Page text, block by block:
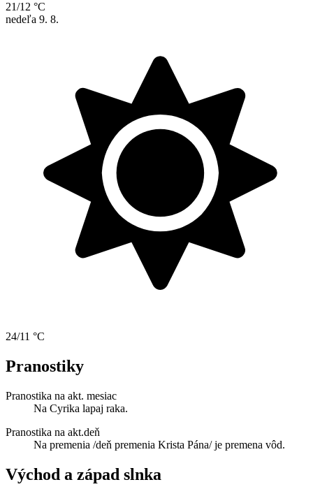
21/12 °C
nedeľa 9. 8.
24/11 °C
Pranostiky
Pranostika na akt. mesiac
Na Cyrika lapaj raka.
Pranostika na akt.deň
Na premenia /deň premenia Krista Pána/ je premena vôd.
Východ a západ slnka